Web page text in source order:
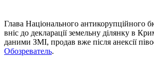
Глава Національного антикорупційного
вніс до декларації земельну ділянку в
даними ЗМІ, продав вже після анексії
Обозреватель.